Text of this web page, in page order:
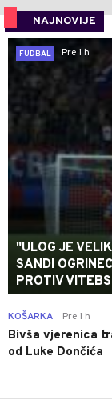
NAJNOVIJE
FUDBAL
Pre 1 h
"ULOG JE
SANDI
PROTIV
KOŠARKA Pre 1 h
Bivša vjerenica
od Luke Dončića